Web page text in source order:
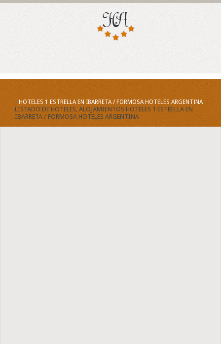
HOTELES 1 ESTRELLA EN IBARRETA / FORMOSA HOTELES ARGENTINA
LISTADO DE HOTELES, ALOJAMIENTOS HOTELES 1 ESTRELLA EN
IBARRETA / FORMOSA HOTELES ARGENTINA